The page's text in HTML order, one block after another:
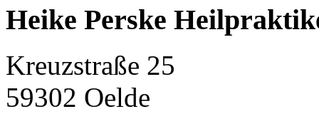
Heike Perske
Kreuzstraße 25
59302 Oelde